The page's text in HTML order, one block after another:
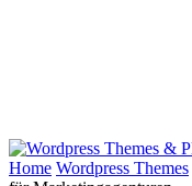
Home Wordpress Themes